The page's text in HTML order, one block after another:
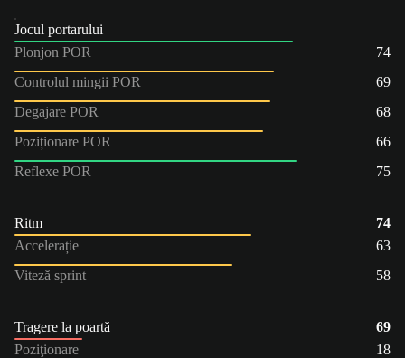
Jocul portarului
Plonjon POR
74
Controlul mingii POR
69
Degajare POR
68
Poziționare POR
66
Reflexe POR
75
Ritm
74
Accelerație
63
Viteză sprint
58
Tragere la poartă
69
Poziţionare
18